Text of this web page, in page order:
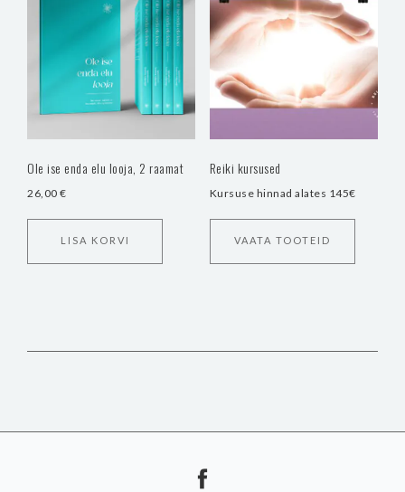
Ole ise enda elu looja, 2 raamat
26,00 €
LISA KORVI
Reiki kursused
Kursuse hinnad alates 145€
VAATA TOOTEID